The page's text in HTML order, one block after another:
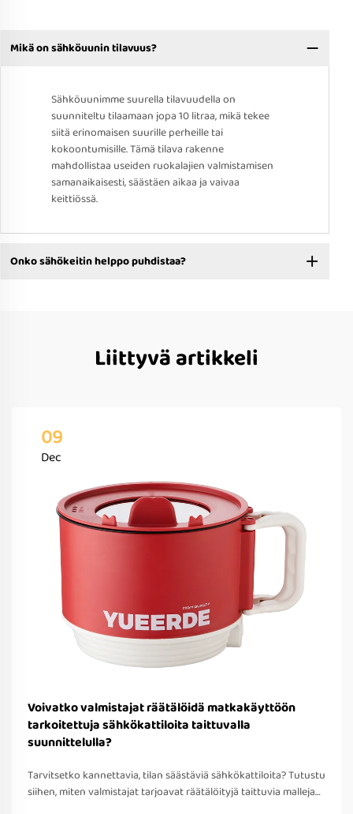
Mikä on sähköuunin tilavuus?
Sähköuunimme suurella tilavuudella on
suunniteltu tilaamaan jopa 10 litraa, mikä tekee
siitä erinomaisen suurille perheille tai
kokoontumisille. Tämä tilava rakenne
mahdollistaa useiden ruokalajien valmistamisen
samanaikaisesti, säästäen aikaa ja vaivaa
keittiössä.
Onko sähökeitin helppo puhdistaa?
Liittyvä artikkeli
09
Dec
Voivatko valmistajat räätälöidä matkakäyttöön
tarkoitettuja sähkökattiloita taittuvalla
suunnittelulla?
Tarvitsetko kannettavia, tilan säästäviä sähkökattiloita? Tutustu
siihen, miten valmistajat tarjoavat räätälöityjä taittuvia malleja